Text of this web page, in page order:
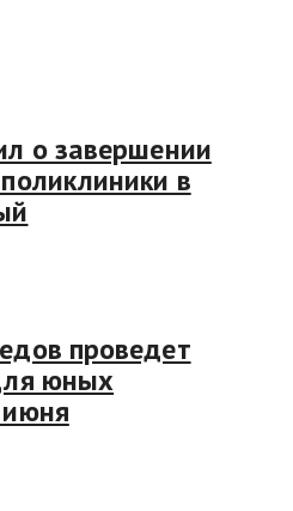
о завершении
в
проведет
юных